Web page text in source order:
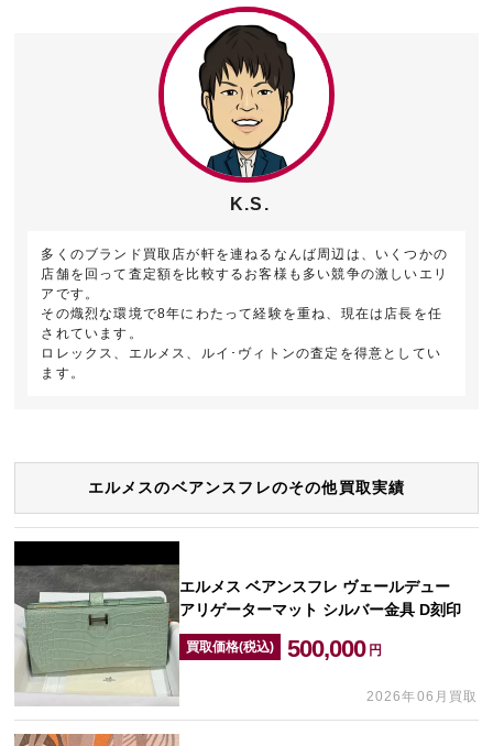
K.S.
多くのブランド買取店が軒を連ねるなんば周辺は、いくつかの
店舗を回って査定額を比較するお客様も多い競争の激しいエリ
アです。
その熾烈な環境で8年にわたって経験を重ね、現在は店長を任
されています。
ロレックス、エルメス、ルイ･ヴィトンの査定を得意としてい
ます。
エルメスのベアンスフレのその他買取実績
エルメス ベアンスフレ ヴェールデュー
アリゲーターマット シルバー金具 D刻印
買取価格(税込) 500,000 円
2026年06月買取